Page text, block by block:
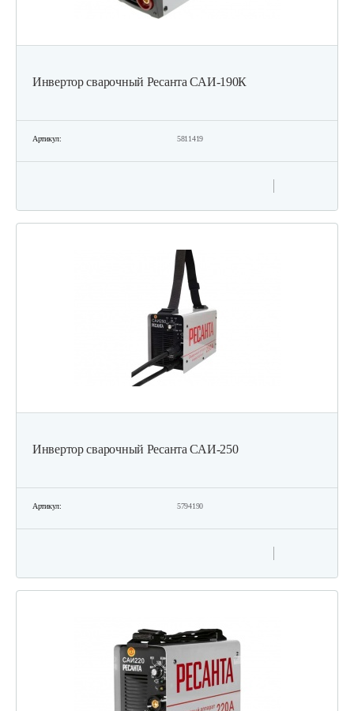
Инвертор сварочный Ресанта САИ-190К
Артикул: 5811419
Инвертор сварочный Ресанта САИ-250
Артикул: 5794190